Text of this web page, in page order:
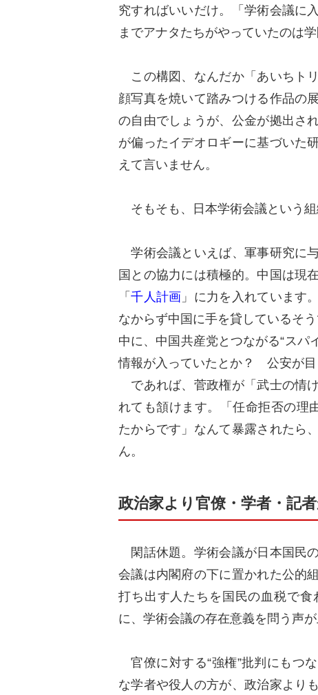
究すればいいだけ。「学術会議に
までアナタたちがやっていたのは
この構図、なんだか「あいちト
顔写真を焼いて踏みつける作品の
の自由でしょうが、公金が拠出さ
が偏ったイデオロギーに基づいた
えて言いません。
そもそも、日本学術会議という組
学術会議といえば、軍事研究に
国との協力には積極的。中国は現
「千人計画 」に力を入れています
なからず中国に手を貸しているそ
中に、中国共産党とつながる“ス
情報が入っていたとか？ 公安が目
であれば、菅政権が「武士の情
れても頷けます。「任命拒否の理
たからです」なんて暴露されたら
ん。
政治家より官僚・学者・記
閑話休題。学術会議が日本国民
会議は内閣府の下に置かれた公的
打ち出す人たちを国民の血税で
に、学術会議の存在意義を問う声
官僚に対する“強権”批判にもつ
な学者や役人の方が、政治家より